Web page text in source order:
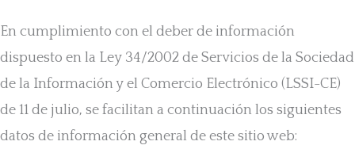
En cumplimiento con el deber de información
dispuesto en la Ley 34/2002 de Servicios de la Sociedad
de la Información y el Comercio Electrónico (LSSI-CE)
de 11 de julio, se facilitan a continuación los siguientes
datos de información general de este sitio web: